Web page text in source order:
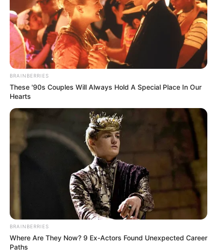
BRAINBERRIES
These '90s Couples Will Always Hold A Special Place In Our
Hearts
BRAINBERRIES
Where Are They Now? 9 Ex-Actors Found Unexpected Career
Paths